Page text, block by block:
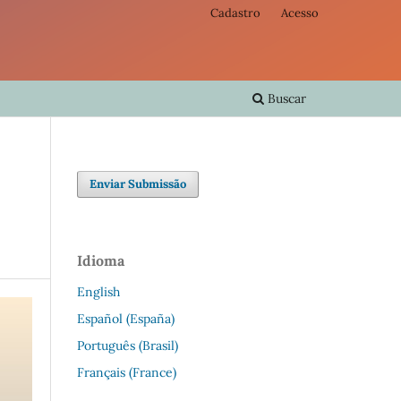
Buscar
Cadastro Acesso
Enviar Submissão
Idioma
English
Español (España)
Português (Brasil)
Français (France)